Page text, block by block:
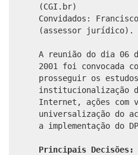
(CGI.br)
Convidados:
(assessor jurídico).
A reunião do dia 06
2001 foi convocada
prosseguir os
institucionalização
Internet, ações com
universalização do
a implementação do
Principais Decisões: